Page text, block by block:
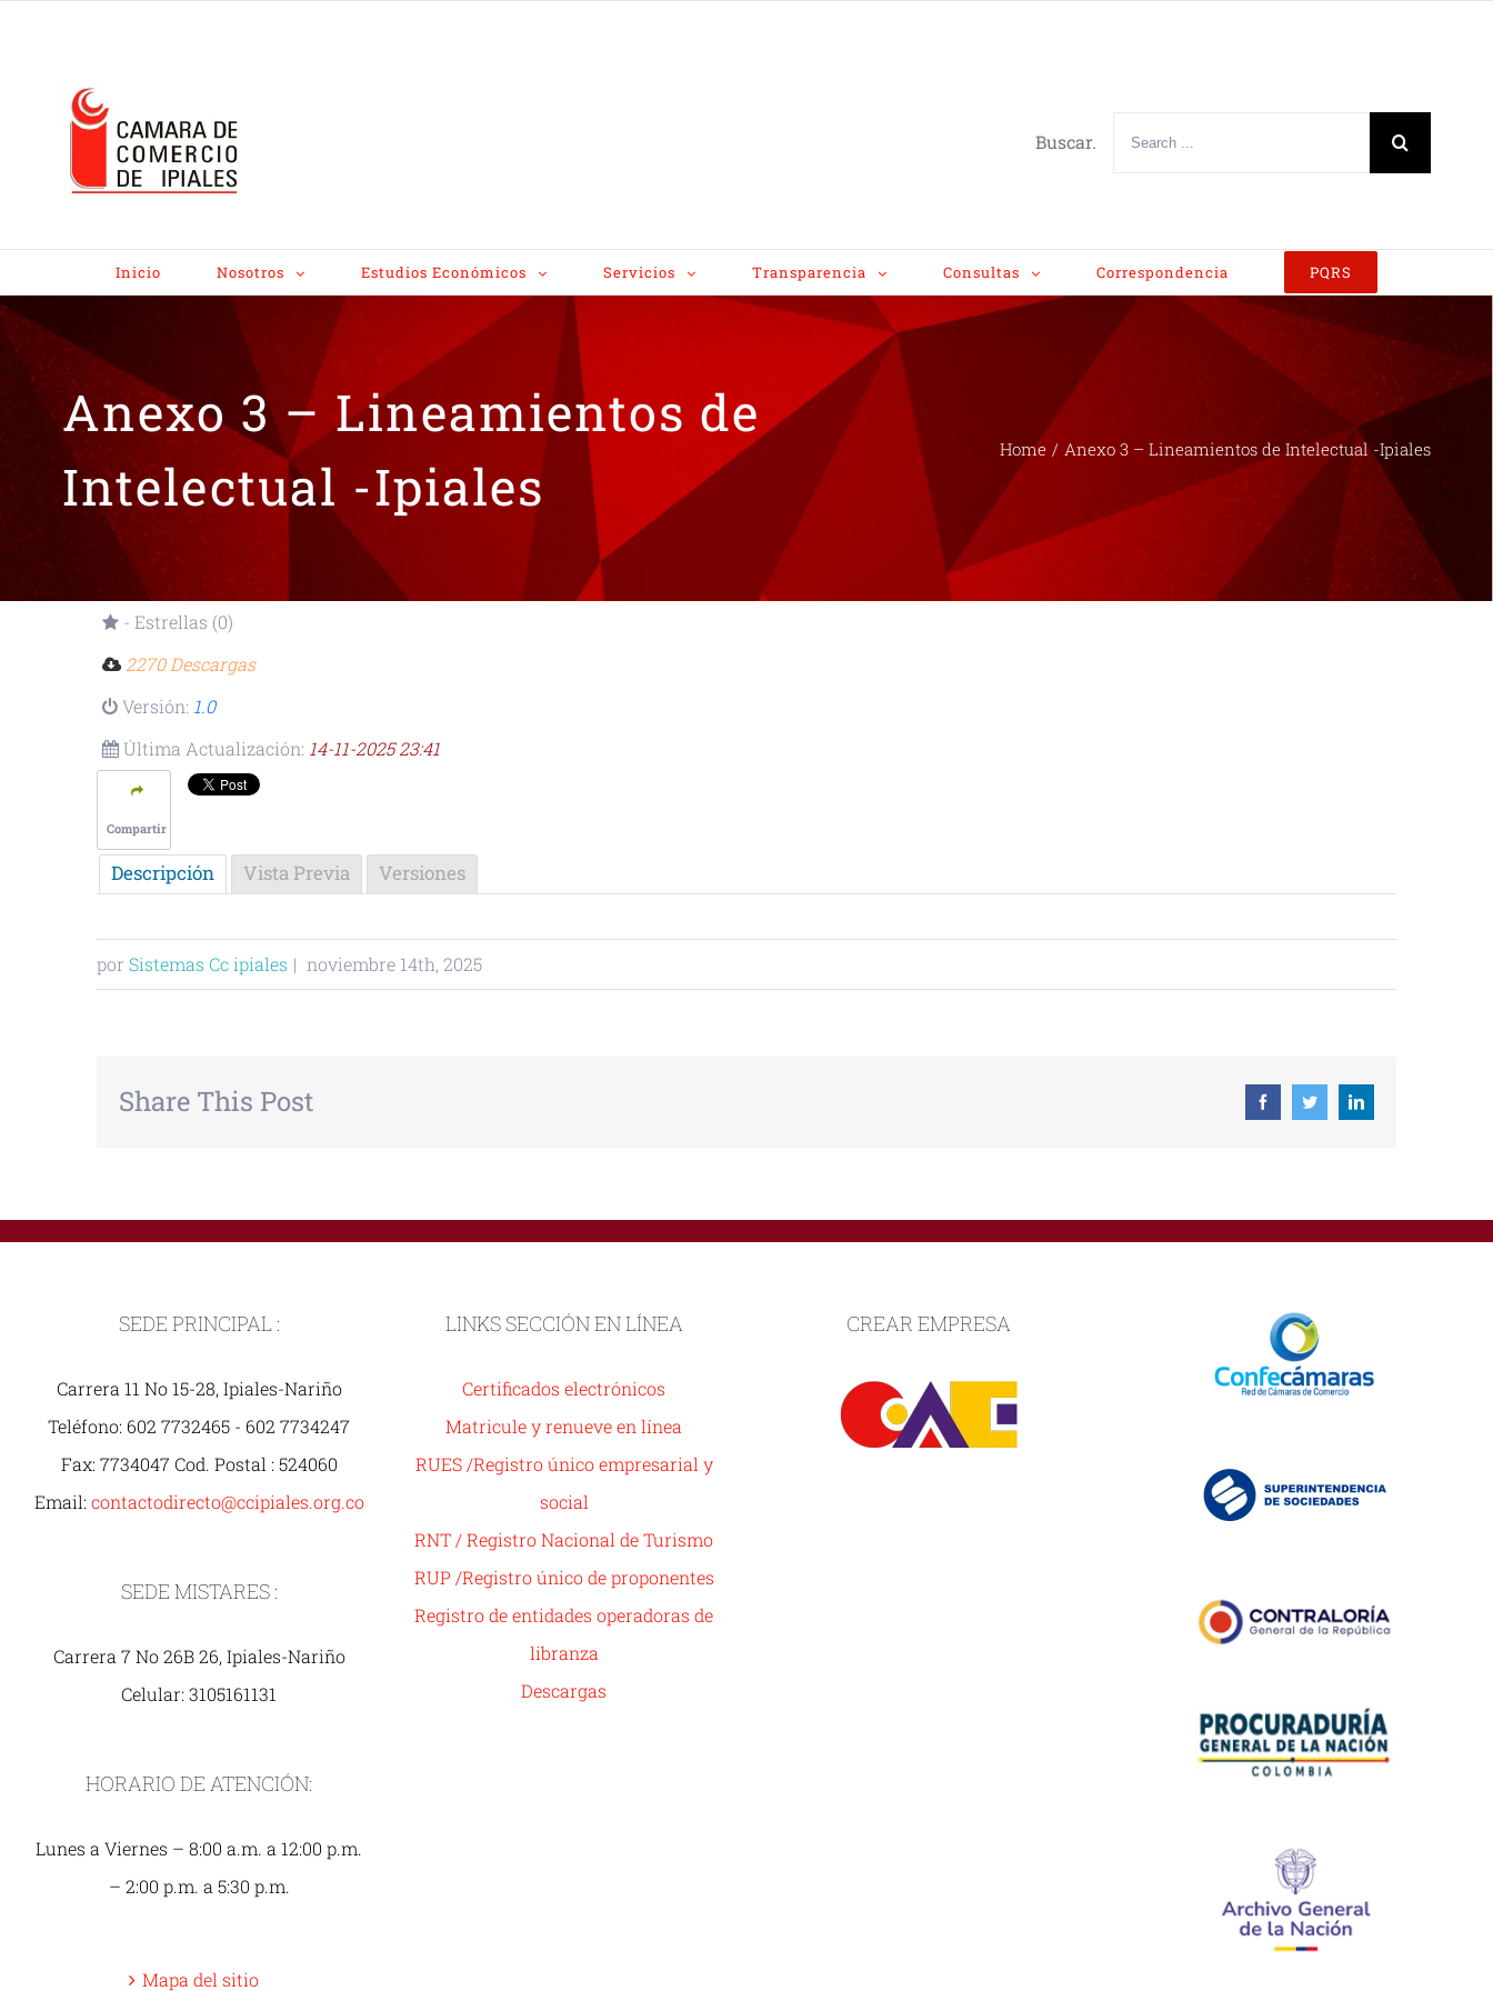
Buscar.
Inicio Nosotros Estudios Económicos Servicios Transparencia Consultas Correspondencia PQRS
Anexo 3 – Lineamientos de
Intelectual -Ipiales
Home / Anexo 3 – Lineamientos de Intelectual -Ipiales
- Estrellas (0)
2270 Descargas
Versión: 1.0
Última Actualización: 14-11-2025 23:41
Compartir
Descripción Vista Previa Versiones
por Sistemas Cc ipiales | noviembre 14th, 2025
Share This Post FacebookTwitterLinkedin
SEDE PRINCIPAL :
Carrera 11 No 15-28, Ipiales-Nariño
Teléfono: 602 7732465 - 602 7734247
Fax: 7734047 Cod. Postal : 524060
Email: contactodirecto@ccipiales.org.co
SEDE MISTARES :
Carrera 7 No 26B 26, Ipiales-Nariño
Celular: 3105161131
HORARIO DE ATENCIÓN:
Lunes a Viernes – 8:00 a.m. a 12:00 p.m.
– 2:00 p.m. a 5:30 p.m.
Mapa del sitio
LINKS SECCIÓN EN LÍNEA
Certificados electrónicos
Matricule y renueve en línea
RUES /Registro único empresarial y
social
RNT / Registro Nacional de Turismo
RUP /Registro único de proponentes
Registro de entidades operadoras de
libranza
Descargas
CREAR EMPRESA